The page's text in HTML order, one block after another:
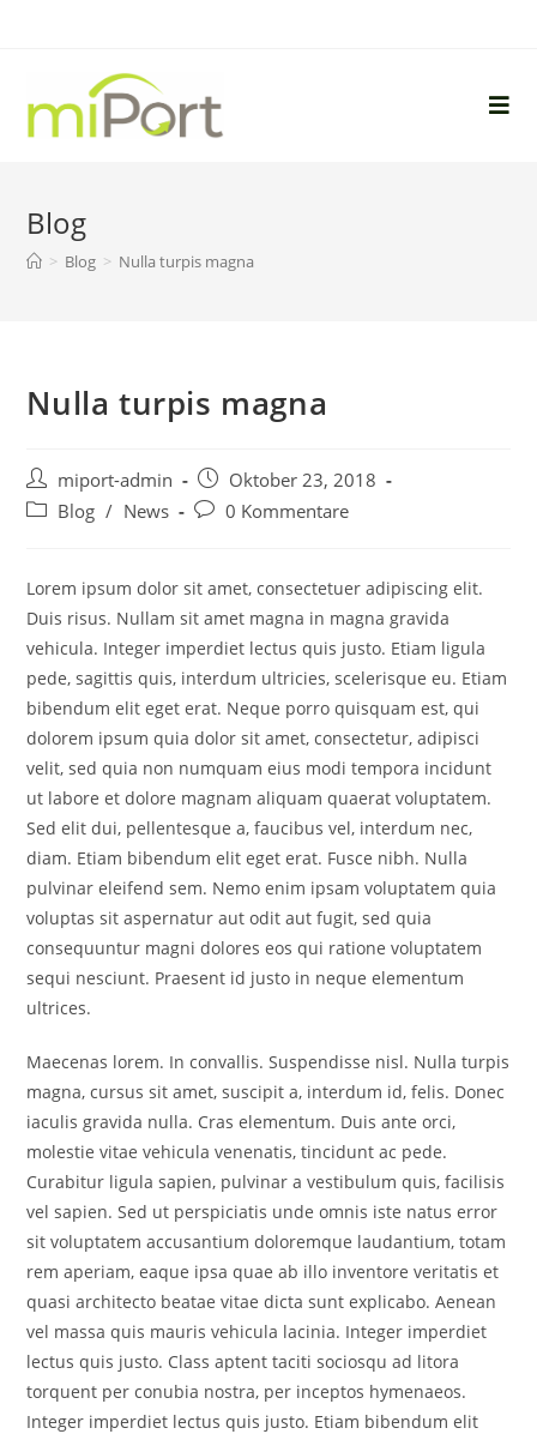
Blog
> Blog > Nulla turpis magna
Nulla turpis magna
miport-admin
Oktober 23, 2018
Blog / News 0 Kommentare
Lorem ipsum dolor sit amet, consectetuer adipiscing elit.
Duis risus. Nullam sit amet magna in magna gravida
vehicula. Integer imperdiet lectus quis justo. Etiam ligula
pede, sagittis quis, interdum ultricies, scelerisque eu. Etiam
bibendum elit eget erat. Neque porro quisquam est, qui
dolorem ipsum quia dolor sit amet, consectetur, adipisci
velit, sed quia non numquam eius modi tempora incidunt
ut labore et dolore magnam aliquam quaerat voluptatem.
Sed elit dui, pellentesque a, faucibus vel, interdum nec,
diam. Etiam bibendum elit eget erat. Fusce nibh. Nulla
pulvinar eleifend sem. Nemo enim ipsam voluptatem quia
voluptas sit aspernatur aut odit aut fugit, sed quia
consequuntur magni dolores eos qui ratione voluptatem
sequi nesciunt. Praesent id justo in neque elementum
ultrices.
Maecenas lorem. In convallis. Suspendisse nisl. Nulla turpis
magna, cursus sit amet, suscipit a, interdum id, felis. Donec
iaculis gravida nulla. Cras elementum. Duis ante orci,
molestie vitae vehicula venenatis, tincidunt ac pede.
Curabitur ligula sapien, pulvinar a vestibulum quis, facilisis
vel sapien. Sed ut perspiciatis unde omnis iste natus error
sit voluptatem accusantium doloremque laudantium, totam
rem aperiam, eaque ipsa quae ab illo inventore veritatis et
quasi architecto beatae vitae dicta sunt explicabo. Aenean
vel massa quis mauris vehicula lacinia. Integer imperdiet
lectus quis justo. Class aptent taciti sociosqu ad litora
torquent per conubia nostra, per inceptos hymenaeos.
Integer imperdiet lectus quis justo. Etiam bibendum elit